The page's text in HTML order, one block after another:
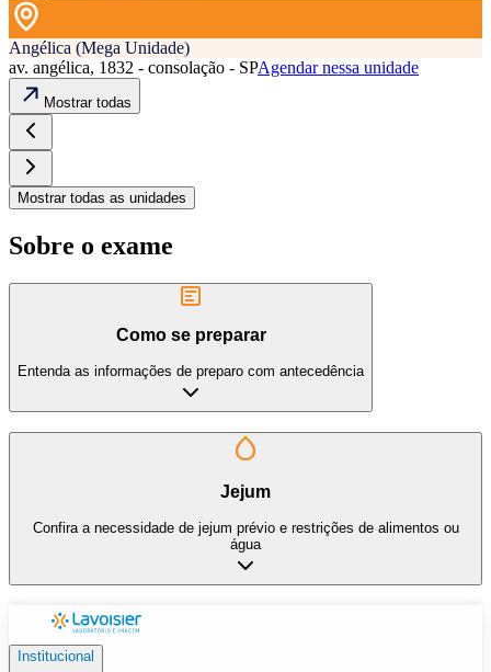
Angélica (Mega Unidade)
av. angélica, 1832 - consolação - SPAgendar nessa unidade
Mostrar todas
Mostrar todas as unidades
Sobre o exame
Como se preparar
Entenda as informações de preparo com antecedência
Jejum
Confira a necessidade de jejum prévio e restrições de alimentos ou
água
Institucional